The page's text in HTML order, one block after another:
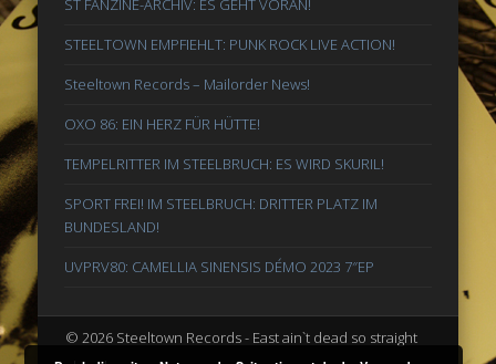
ST FANZINE-ARCHIV: ES GEHT VORAN!
STEELTOWN EMPFIEHLT: PUNK ROCK LIVE ACTION!
Steeltown Records – Mailorder News!
OXO 86: EIN HERZ FÜR HÜTTE!
TEMPELRITTER IM STEELBRUCH: ES WIRD SKURIL!
SPORT FREI! IM STEELBRUCH: DRITTER PLATZ IM
BUNDESLAND!
UVPRV80: CAMELLIA SINENSIS DÉMO 2023 7″EP
© 2026 Steeltown Records - East ain`t dead so straight